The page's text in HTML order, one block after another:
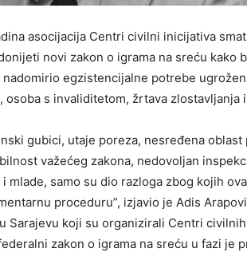
asocijacija Centri civilni inicijativa
novi zakon o igrama na sreću kako
nadomirio egzistencijalne potrebe
osoba s invaliditetom, žrtava zlostavljanja
gubici, utaje poreza, nesređena
važećeg zakona, nedovoljan
mlade, samo su dio razloga zbog kojih
proceduru”, izjavio je Adis
Sarajevu koji su organizirali Centri
zakon o igrama na sreću u fazi je